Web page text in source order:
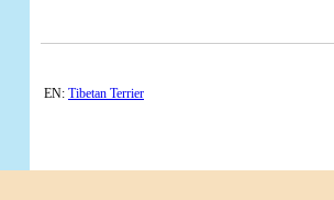
EN: Tibetan Terrier